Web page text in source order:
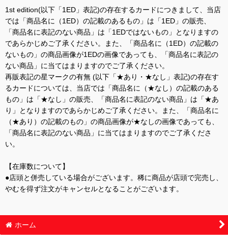
1st edition(以下「1ED」表記)の存在するカードにつきまして、当店
では「商品名に（1ED）の記載のあるもの」は「1ED」の販売、
「商品名に表記のない商品」は「1EDではないもの」となりますの
であらかじめご了承ください。また、「商品名に（1ED）の記載の
ないもの」の商品画像が1EDの画像であっても、「商品名に表記の
ない商品」に当てはまりますのでご了承ください。
再販表記の星マークの有無 (以下「★あり・★なし」表記)の存在す
るカードについては、当店では「商品名に（★なし）の記載のある
もの」は「★なし」の販売、「商品名に表記のない商品」は「★あ
り」となりますのであらかじめご了承ください。また、「商品名に
（★あり）の記載のもの」の商品画像が★なしの画像であっても、
「商品名に表記のない商品」に当てはまりますのでご了承くださ
い。
【在庫数について】
●店頭と併売している場合がございます。稀に商品が店頭で完売し、
やむを得ず注文がキャンセルとなることがございます。
ホーム